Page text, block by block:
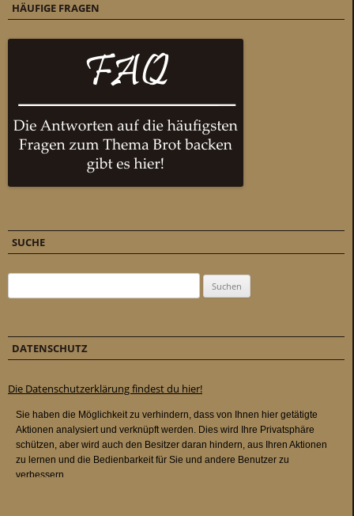
HÄUFIGE FRAGEN
SUCHE
DATENSCHUTZ
Die Datenschutzerklärung findest du hier!